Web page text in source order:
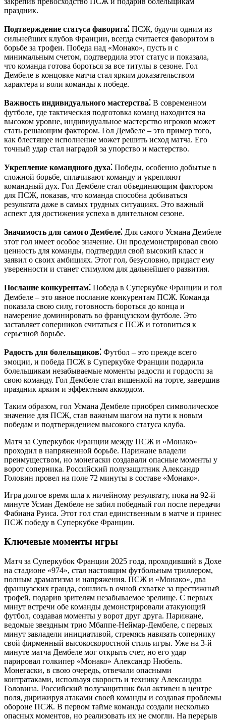
праздник.
Подтверждение статуса фаворита⁚ ПСЖ, будучи одним из
сильнейших клубов Франции, всегда считается фаворитом в
борьбе за трофеи. Победа над «Монако», пусть и с
минимальным счетом, подтвердила этот статус и показала,
что команда готова бороться за все титулы в сезоне. Гол
Дембеле в концовке матча стал ярким доказательством
характера и воли команды к победе.
Важность индивидуального мастерства⁚ В современном
футболе, где тактическая подготовка команд находится на
высоком уровне, индивидуальное мастерство игроков может
стать решающим фактором. Гол Дембеле – это пример того,
как блестящее исполнение может решить исход матча. Его
точный удар стал наградой за упорство и мастерство.
Укрепление командного духа⁚ Победы, особенно добытые в
сложной борьбе, сплачивают команду и укрепляют
командный дух. Гол Дембеле стал объединяющим фактором
для ПСЖ, показав, что команда способна добиваться
результата даже в самых трудных ситуациях. Это важный
аспект для достижения успеха в длительном сезоне.
Значимость для самого Дембеле⁚ Для самого Усмана Дембеле
этот гол имеет особое значение. Он продемонстрировал свою
ценность для команды, подтвердил свой высокий класс и
заявил о своих амбициях. Этот гол, безусловно, придаст ему
уверенности и станет стимулом для дальнейшего развития.
Послание конкурентам⁚ Победа в Суперкубке Франции и гол
Дембеле – это явное послание конкурентам ПСЖ. Команда
показала свою силу, готовность бороться до конца и
намерение доминировать во французском футболе. Это
заставляет соперников считаться с ПСЖ и готовиться к
серьезной борьбе.
Радость для болельщиков⁚ Футбол – это прежде всего
эмоции, и победа ПСЖ в Суперкубке Франции подарила
болельщикам незабываемые моменты радости и гордости за
свою команду. Гол Дембеле стал вишенкой на торте, завершив
праздник ярким и эффектным аккордом.
Таким образом, гол Усмана Дембеле приобрел символическое
значение для ПСЖ, став важным шагом на пути к новым
победам и подтверждением высокого статуса клуба.
Матч за Суперкубок Франции между ПСЖ и «Монако»
проходил в напряженной борьбе. Парижане владели
преимуществом, но монегаски создавали опасные моменты у
ворот соперника. Российский полузащитник Александр
Головин провел на поле 72 минуты в составе «Монако».
Игра долгое время шла к ничейному результату, пока на 92-й
минуте Усман Дембеле не забил победный гол после передачи
Фабиана Руиса. Этот гол стал единственным в матче и принес
ПСЖ победу в Суперкубке Франции.
Ключевые моменты игры
Матч за Суперкубок Франции 2025 года, проходивший в Дохе
на стадионе «974», стал настоящим футбольным триллером,
полным драматизма и напряжения. ПСЖ и «Монако», два
французских гранда, сошлись в очной схватке за престижный
трофей, подарив зрителям незабываемое зрелище. С первых
минут встречи обе команды демонстрировали атакующий
футбол, создавая моменты у ворот друг друга. Парижане,
ведомые звездным трио Мбаппе-Неймар-Дембеле, с первых
минут завладели инициативой, стремясь навязать сопернику
свой фирменный высокоскоростной стиль игры. Уже на 3-й
минуте матча Дембеле мог открыть счет, но его удар
парировал голкипер «Монако» Александр Нюбель.
Монегаски, в свою очередь, отвечали опасными
контратаками, используя скорость и технику Александра
Головина. Российский полузащитник был активен в центре
поля, дирижируя атаками своей команды и создавая проблемы
обороне ПСЖ. В первом тайме команды создали несколько
опасных моментов, но реализовать их не смогли. На перерыв